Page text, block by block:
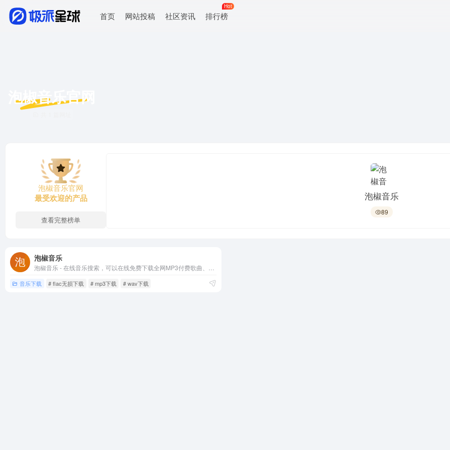
首页 网站投稿 社区资讯 排行榜
Hot
泡椒音乐官网
泡椒音乐官网
最受欢迎的产品
查看完整榜单
泡椒音乐
89
泡椒音乐
音乐下载 # flac无损下载 # mp3下载 # wav下载